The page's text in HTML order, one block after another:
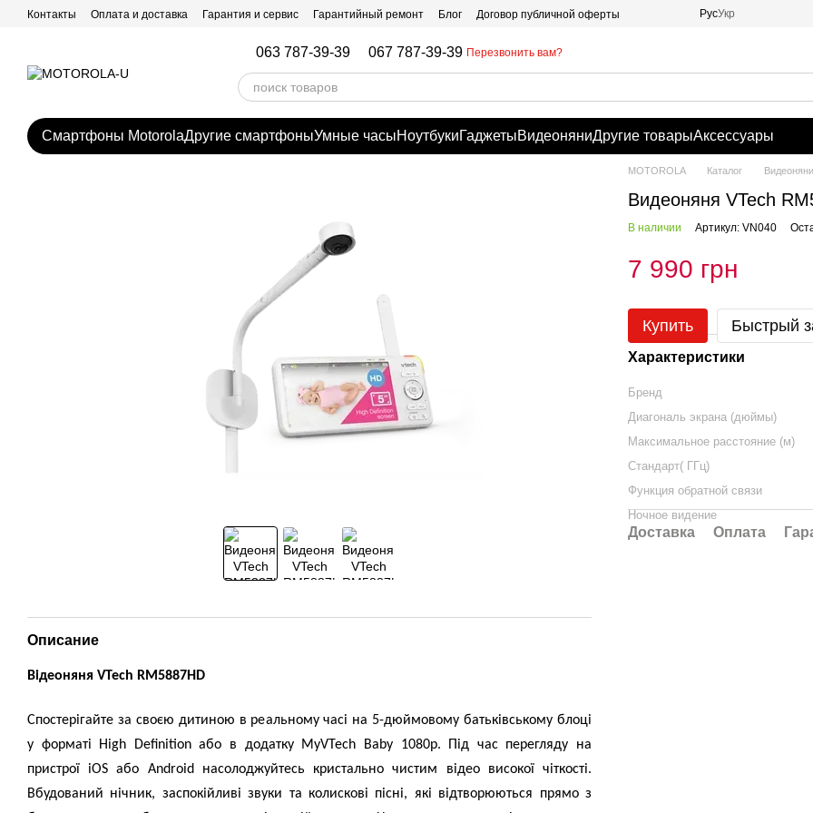
Перейти к основному контенту
Контакты Оплата и доставка Гарантия и сервис Гарантийный ремонт Блог Договор публичной оферты РусУкр
063 787-39-39 067 787-39-39 Перезвонить вам?
Смартфоны MotorolaДругие смартфоныУмные часыНоутбукиГаджетыВидеоняниДругие товарыАксессуары
Описание
Відеоняня VTech RM5887HD
Спостерігайте за своєю дитиною в реальному часі на 5-дюймовому батьківському блоці
у форматі High Definition або в додатку MyVTech Baby 1080p. Під час перегляду на
пристрої iOS або Android насолоджуйтесь кристально чистим відео високої чіткості.
Вбудований нічник, заспокійливі звуки та колискові пісні, які відтворюються прямо з
MOTOROLA Каталог Видеоняни
Видеоняня VTech
В наличии Артикул: VN040
7 990 грн
Купить Быстрый
Характеристики
Бренд
Диагональ экрана (дюймы)
Максимальное расстояние (м)
Стандарт( ГГц)
Функция обратной связи
Ночное видение
Доставка Оплата